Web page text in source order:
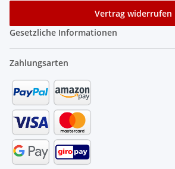
Vertrag widerrufen
Gesetzliche Informationen
Zahlungsarten